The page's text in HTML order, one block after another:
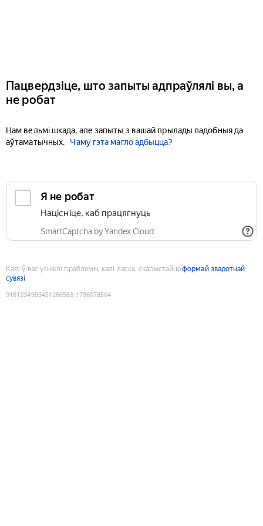
Пацвердзіце, што запыты адпраўлялі вы, а
не робат
Нам вельмі шкада, але запыты з вашай прылады падобныя да
аўтаматычных.
Чаму гэта магло адбыцца?
Я не робат
Націсніце, каб працягнуць
SmartCaptcha by Yandex Cloud
Калі ў вас узніклі праблемы, калі ласка, скарыстайцеформай зваротнай
сувязі
9181234993451266563:1786078504